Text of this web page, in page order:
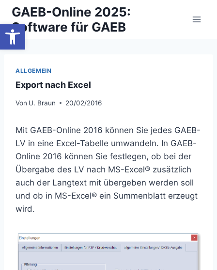
Werkzeugleiste öffnen
Zum
Inhalt
springen
GAEB-Online 2025:
Software für GAEB
ALLGEMEIN
Export nach Excel
Von U. Braun 20/02/2016
Mit GAEB-Online 2016 können Sie jedes GAEB-
LV in eine Excel-Tabelle umwandeln. In GAEB-
Online 2016 können Sie festlegen, ob bei der
Übergabe des LV nach MS-Excel® zusätzlich
auch der Langtext mit übergeben werden soll
und ob in MS-Excel® ein Summenblatt erzeugt
wird.